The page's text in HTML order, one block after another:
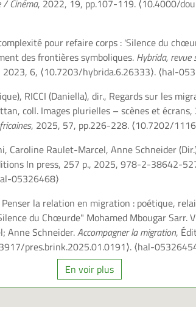
/ Cinéma, 2022, 19, pp.107-119. ⟨10.4000/
pour refaire corps : 'Silence du
des frontières symboliques. Hybrida,
2023, 6, ⟨10.7203/hybrida.6.26333⟩. ⟨hal-
RICCI (Daniella), dir., Regards sur les
coll. Images plurielles – scènes et
, 2025, 57, pp.226-228. ⟨10.7202/
Caroline Raulet-Marcel, Anne Schneider
In press, 257 p., 2025, 978-2-38642-
05326468⟩
la relation en migration : poétique,
du Chœurde" Mohamed Mbougar Sarr.
Anne Schneider.Accompagner la migration,
pres.brink.2025.01.0191⟩. ⟨hal-
En voir plus